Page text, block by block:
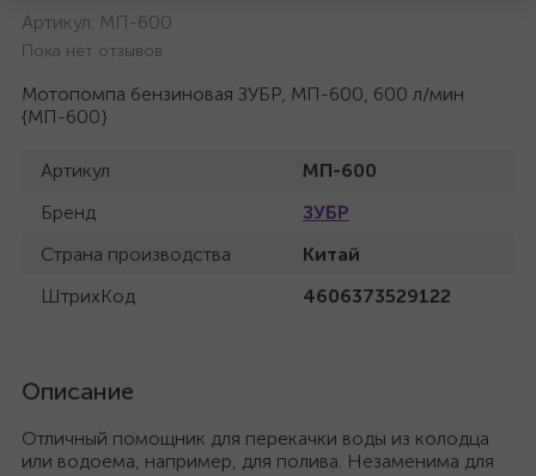
Артикул: МП-600
Пока нет отзывов
Мотопомпа бензиновая ЗУБР, МП-600, 600 л/мин
{МП-600}
Артикул
МП-600
Бренд
ЗУБР
Страна производства
Китай
ШтрихКод
4606373529122
Описание
Отличный помощник для перекачки воды из колодца
или водоема, например, для полива. Незаменима для